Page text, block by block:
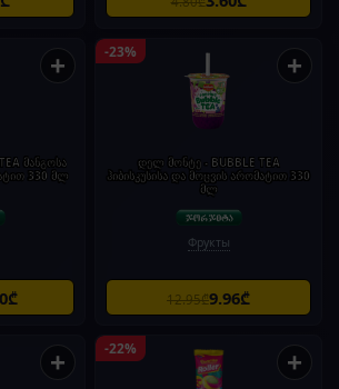
+
მანგოსა
330 მლ
-23% +
დელ მონტე - BUBBLE TEA
ჰიბისკუსისა და მოცვის არომატით 330
მლ
Фрукты
12.95₾9.96₾
+ -22% +